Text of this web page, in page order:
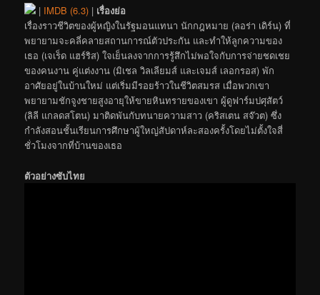
| IMDB (6.3) | เรื่องย่อ
เรื่องราวชีวิตของผู้หญิงในรัฐมอนแทนา นักกฎหมาย (ลอร่า เดิร์น) ที่
พยายามจะคลี่คลายสถานการณ์ตัวประกัน และทำให้ลูกความของ
เธอ (เจเร็ด แฮร์ริส) ใจเย็นลงจากการรู้สึกไม่พอใจกับการจ่ายชดเชย
ของคนงาน คู่แต่งงาน (มิเชล วิลเลียมส์ และเจมส์ เลอกรอส) พัก
อาศัยอยู่ในบ้านใหม่ แต่เริ่มมีรอยร้าวในชีวิตสมรส เมื่อพวกเขา
พยายามชักจูงชายสูงอายุให้ขายหินทรายของเขา ผู้ดูฟาร์มปศุสัตว์
(ลิลี แกลดสโตน) มาติดพันกับทนายความสาว (คริสเตน สจ๊วต) ซึ่ง
กำลังสอนชั้นเรียนการศึกษาผู้ใหญ่สัปดาห์ละสองครั้งโดยไม่ตั้งใจสี่
ชั่วโมงจากที่บ้านของเธอ
ตัวอย่างซับไทย